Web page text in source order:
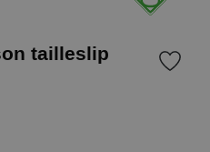
tailleslip